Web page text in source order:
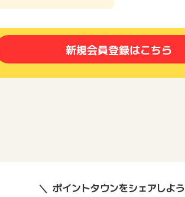
新規会員登録はこちら
ポイントタウンをシェアしよう